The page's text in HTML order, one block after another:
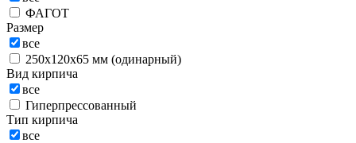
ФАГОТ
Размер
все
250х120х65 мм (одинарный)
Вид кирпича
все
Гиперпрессованный
Тип кирпича
все